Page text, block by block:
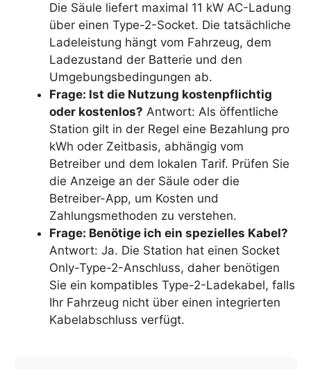
Die Säule liefert maximal 11 kW AC-Ladung
über einen Type-2-Socket. Die tatsächliche
Ladeleistung hängt vom Fahrzeug, dem
Ladezustand der Batterie und den
Umgebungsbedingungen ab.
Frage: Ist die Nutzung kostenpflichtig
oder kostenlos? Antwort: Als öffentliche
Station gilt in der Regel eine Bezahlung pro
kWh oder Zeitbasis, abhängig vom
Betreiber und dem lokalen Tarif. Prüfen Sie
die Anzeige an der Säule oder die
Betreiber-App, um Kosten und
Zahlungsmethoden zu verstehen.
Frage: Benötige ich ein spezielles Kabel?
Antwort: Ja. Die Station hat einen Socket
Only-Type-2-Anschluss, daher benötigen
Sie ein kompatibles Type-2-Ladekabel, falls
Ihr Fahrzeug nicht über einen integrierten
Kabelabschluss verfügt.